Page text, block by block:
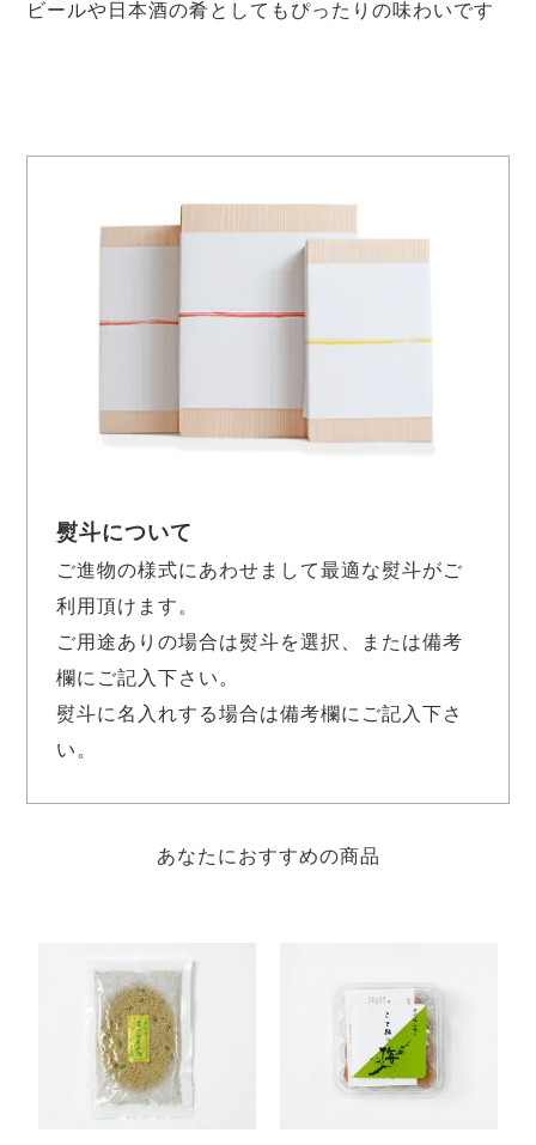
ビールや日本酒の肴としてもぴったりの味わいです
熨斗について
ご進物の様式にあわせまして最適な熨斗がご
利用頂けます。
ご用途ありの場合は熨斗を選択、または備考
欄にご記入下さい。
熨斗に名入れする場合は備考欄にご記入下さ
い。
あなたにおすすめの商品